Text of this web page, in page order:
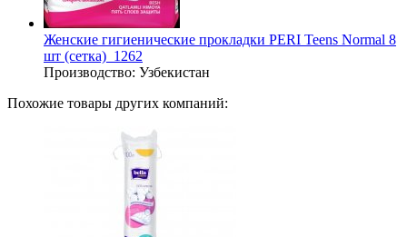
Женские гигиенические прокладки PERI Teens Normal 8
шт (сетка)_1262
Производство: Узбекистан
Похожие товары других компаний: